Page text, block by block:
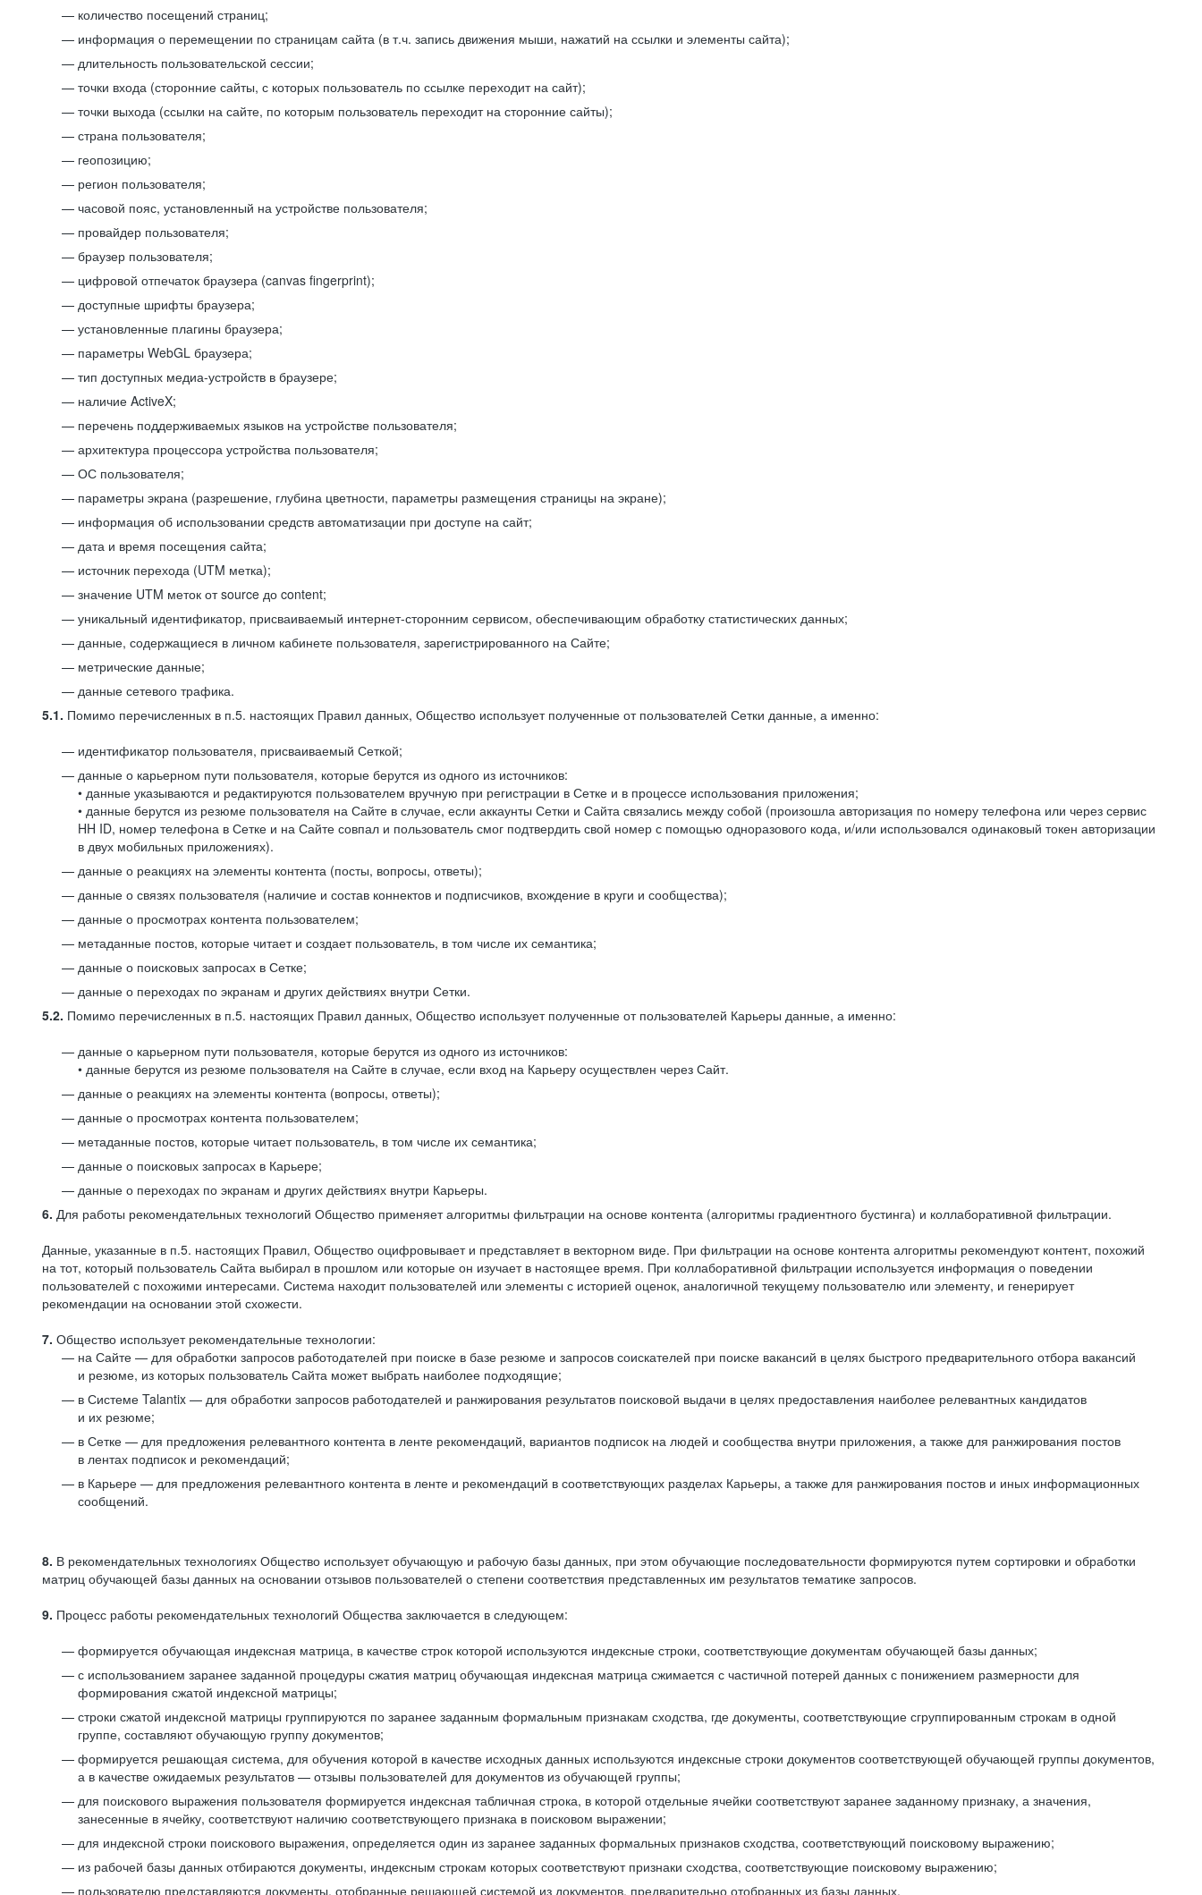
количество посещений страниц;
информация о перемещении по страницам сайта (в т.ч. запись движения мыши, нажатий на ссылки и элементы сайта);
длительность пользовательской сессии;
точки входа (сторонние сайты, с которых пользователь по ссылке переходит на сайт);
точки выхода (ссылки на сайте, по которым пользователь переходит на сторонние сайты);
страна пользователя;
геопозицию;
регион пользователя;
часовой пояс, установленный на устройстве пользователя;
провайдер пользователя;
браузер пользователя;
цифровой отпечаток браузера (canvas fingerprint);
доступные шрифты браузера;
установленные плагины браузера;
параметры WebGL браузера;
тип доступных медиа-устройств в браузере;
наличие ActiveX;
перечень поддерживаемых языков на устройстве пользователя;
архитектура процессора устройства пользователя;
ОС пользователя;
параметры экрана (разрешение, глубина цветности, параметры размещения страницы на экране);
информация об использовании средств автоматизации при доступе на сайт;
дата и время посещения сайта;
источник перехода (UTM метка);
значение UTM меток от source до content;
уникальный идентификатор, присваиваемый интернет-сторонним сервисом, обеспечивающим обработку статистических данных;
данные, содержащиеся в личном кабинете пользователя, зарегистрированного на Сайте;
метрические данные;
данные сетевого трафика.
5.1. Помимо перечисленных в п.5. настоящих Правил данных, Общество использует полученные от пользователей Сетки данные, а именно:
идентификатор пользователя, присваиваемый Сеткой;
данные о карьерном пути пользователя, которые берутся из одного из источников:
• данные указываются и редактируются пользователем вручную при регистрации в Сетке и в процессе использования приложения;
• данные берутся из резюме пользователя на Сайте в случае, если аккаунты Сетки и Сайта связались между собой (произошла авторизация по номеру телефона или через сервис
HH ID, номер телефона в Сетке и на Сайте совпал и пользователь смог подтвердить свой номер с помощью одноразового кода, и/или использовался одинаковый токен авторизации
в двух мобильных приложениях).
данные о реакциях на элементы контента (посты, вопросы, ответы);
данные о связях пользователя (наличие и состав коннектов и подписчиков, вхождение в круги и сообщества);
данные о просмотрах контента пользователем;
метаданные постов, которые читает и создает пользователь, в том числе их семантика;
данные о поисковых запросах в Сетке;
данные о переходах по экранам и других действиях внутри Сетки.
5.2. Помимо перечисленных в п.5. настоящих Правил данных, Общество использует полученные от пользователей Карьеры данные, а именно:
данные о карьерном пути пользователя, которые берутся из одного из источников:
• данные берутся из резюме пользователя на Сайте в случае, если вход на Карьеру осуществлен через Сайт.
данные о реакциях на элементы контента (вопросы, ответы);
данные о просмотрах контента пользователем;
метаданные постов, которые читает пользователь, в том числе их семантика;
данные о поисковых запросах в Карьере;
данные о переходах по экранам и других действиях внутри Карьеры.
6. Для работы рекомендательных технологий Общество применяет алгоритмы фильтрации на основе контента (алгоритмы градиентного бустинга) и коллаборативной фильтрации.
Данные, указанные в п.5. настоящих Правил, Общество оцифровывает и представляет в векторном виде. При фильтрации на основе контента алгоритмы рекомендуют контент, похожий
на тот, который пользователь Сайта выбирал в прошлом или которые он изучает в настоящее время. При коллаборативной фильтрации используется информация о поведении
пользователей с похожими интересами. Система находит пользователей или элементы с историей оценок, аналогичной текущему пользователю или элементу, и генерирует
рекомендации на основании этой схожести.
7. Общество использует рекомендательные технологии:
на Сайте — для обработки запросов работодателей при поиске в базе резюме и запросов соискателей при поиске вакансий в целях быстрого предварительного отбора вакансий
и резюме, из которых пользователь Сайта может выбрать наиболее подходящие;
в Системе Talantix — для обработки запросов работодателей и ранжирования результатов поисковой выдачи в целях предоставления наиболее релевантных кандидатов
и их резюме;
в Сетке — для предложения релевантного контента в ленте рекомендаций, вариантов подписок на людей и сообщества внутри приложения, а также для ранжирования постов
в лентах подписок и рекомендаций;
в Карьере — для предложения релевантного контента в ленте и рекомендаций в соответствующих разделах Карьеры, а также для ранжирования постов и иных информационных
сообщений.
8. В рекомендательных технологиях Общество использует обучающую и рабочую базы данных, при этом обучающие последовательности формируются путем сортировки и обработки
матриц обучающей базы данных на основании отзывов пользователей о степени соответствия представленных им результатов тематике запросов.
9. Процесс работы рекомендательных технологий Общества заключается в следующем:
формируется обучающая индексная матрица, в качестве строк которой используются индексные строки, соответствующие документам обучающей базы данных;
с использованием заранее заданной процедуры сжатия матриц обучающая индексная матрица сжимается с частичной потерей данных с понижением размерности для
формирования сжатой индексной матрицы;
строки сжатой индексной матрицы группируются по заранее заданным формальным признакам сходства, где документы, соответствующие сгруппированным строкам в одной
группе, составляют обучающую группу документов;
формируется решающая система, для обучения которой в качестве исходных данных используются индексные строки документов соответствующей обучающей группы документов,
а в качестве ожидаемых результатов — отзывы пользователей для документов из обучающей группы;
для поискового выражения пользователя формируется индексная табличная строка, в которой отдельные ячейки соответствуют заранее заданному признаку, а значения,
занесенные в ячейку, соответствуют наличию соответствующего признака в поисковом выражении;
для индексной строки поискового выражения, определяется один из заранее заданных формальных признаков сходства, соответствующий поисковому выражению;
из рабочей базы данных отбираются документы, индексным строкам которых соответствуют признаки сходства, соответствующие поисковому выражению;
пользователю представляются документы, отобранные решающей системой из документов, предварительно отобранных из базы данных.